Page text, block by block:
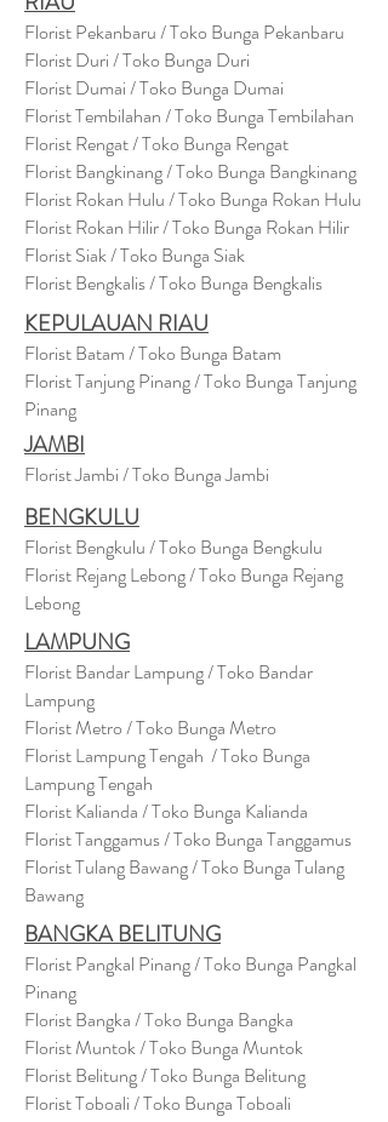
Florist Pekanbaru / Toko Bunga Pekanbaru
Florist Duri / Toko Bunga Duri
Florist Dumai / Toko Bunga Dumai
Florist Tembilahan / Toko Bunga Tembilahan
Florist Rengat / Toko Bunga Rengat
Florist Bangkinang / Toko Bunga Bangkinang
Florist Rokan Hulu / Toko Bunga Rokan Hulu
Florist Rokan Hilir / Toko Bunga Rokan Hilir
Florist Siak / Toko Bunga Siak
Florist Bengkalis / Toko Bunga Bengkalis
KEPULAUAN RIAU
Florist Batam / Toko Bunga Batam
Florist Tanjung Pinang / Toko Bunga Tanjung
Pinang
JAMBI
Florist Jambi / Toko Bunga Jambi
BENGKULU
Florist Bengkulu / Toko Bunga Bengkulu
Florist Rejang Lebong / Toko Bunga Rejang
Lebong
LAMPUNG
Florist Bandar Lampung / Toko Bandar
Lampung
Florist Metro / Toko Bunga Metro
Florist Lampung Tengah / Toko Bunga
Lampung Tengah
Florist Kalianda / Toko Bunga Kalianda
Florist Tanggamus / Toko Bunga Tanggamus
Florist Tulang Bawang / Toko Bunga Tulang
Bawang
BANGKA BELITUNG
Florist Pangkal Pinang / Toko Bunga Pangkal
Pinang
Florist Bangka / Toko Bunga Bangka
Florist Muntok / Toko Bunga Muntok
Florist Belitung / Toko Bunga Belitung
Florist Toboali / Toko Bunga Toboali